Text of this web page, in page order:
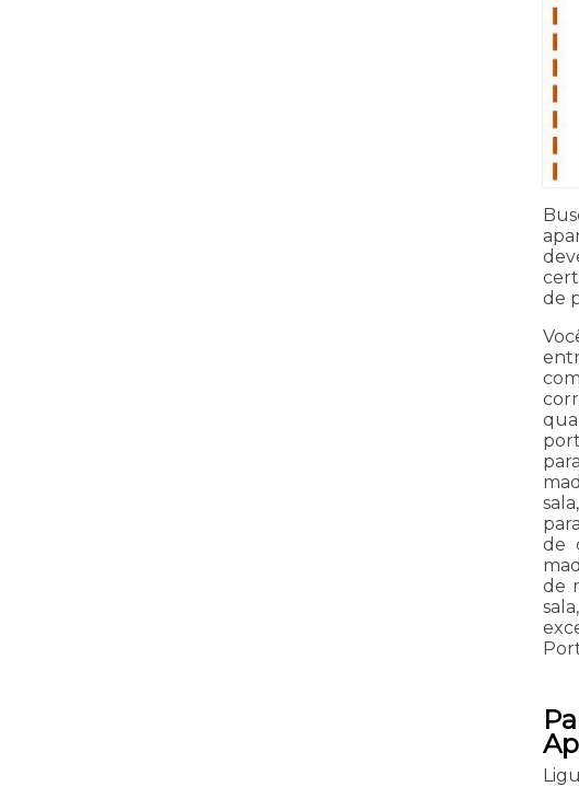
de
de
de